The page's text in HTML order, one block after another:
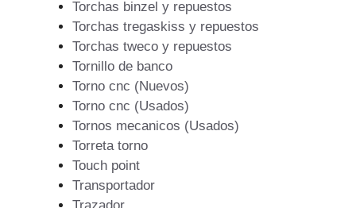
Torchas binzel y repuestos
Torchas tregaskiss y repuestos
Torchas tweco y repuestos
Tornillo de banco
Torno cnc (Nuevos)
Torno cnc (Usados)
Tornos mecanicos (Usados)
Torreta torno
Touch point
Transportador